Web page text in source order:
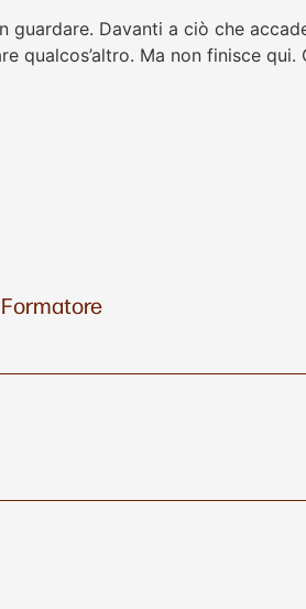
guardare. Davanti a ciò che
qualcos’altro. Ma non finisce
Formatore